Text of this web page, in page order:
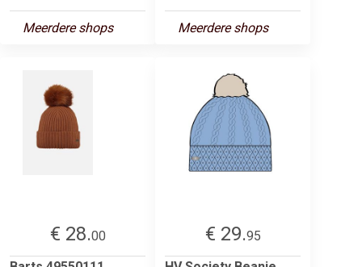
Meerdere shops Meerdere shops
€ 28.00
€ 29.95